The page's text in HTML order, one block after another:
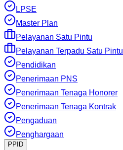
LPSE
Master Plan
Pelayanan Satu Pintu
Pelayanan Terpadu Satu Pintu
Pendidikan
Penerimaan PNS
Penerimaan Tenaga Honorer
Penerimaan Tenaga Kontrak
Pengaduan
Penghargaan
PPID